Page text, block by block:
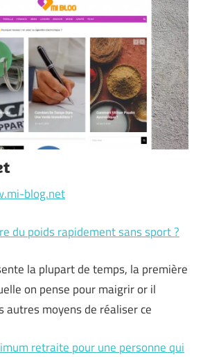
blog.net
du poids rapidement sans sport ?
la plupart de temps, la première
on pense pour maigrir or il
autres moyens de réaliser ce
retraite pour une personne qui